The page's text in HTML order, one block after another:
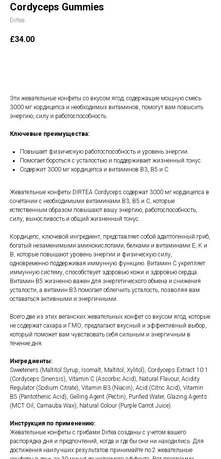
Cordyceps Gummies
Dirtea
£34.00
Эти жевательные конфеты со вкусом ягод, содержащие мощную смесь
3000 мг кордицепса и необходимых витаминов, помогут вам повысить
энергию, силу и работоспособность.
Ключевые преимущества:
Повышает физическую работоспособность и уровень энергии.
Помогает бороться с усталостью и поддерживает жизненный тонус.
Содержит 3000 мг кордицепса и витаминов B3, B5 и C.
Жевательные конфеты DIRTEA Cordyceps содержат 3000 мг кордицепса в
сочетании с необходимыми витаминами B3, B5 и C, которые
естественным образом повышают вашу энергию, работоспособность,
силу, выносливость и общий жизненный тонус.
Кордицепс, ключевой ингредиент, представляет собой адаптогенный гриб,
богатый незаменимыми аминокислотами, белками и витаминами Е, К и
В, которые повышают уровень энергии и физическую силу,
одновременно поддерживая иммунную функцию. Витамин С укрепляет
иммунную систему, способствует здоровью кожи и здоровью сердца.
Витамин B5 жизненно важен для энергетического обмена и снижения
усталости, а витамин B3 помогает облегчить усталость, позволяя вам
оставаться активными и энергичными.
Всего две из этих веганских жевательных конфет со вкусом ягод, которые
не содержат сахара и ГМО, предлагают вкусный и эффективный выбор,
который поможет вам чувствовать себя сильным и энергичным в
течение дня.
Ингредиенты:
Sweeteners (Maltitol Syrup, Isomalt, Maltitol, Xylitol), Cordyceps Extract 10:1
(Cordyceps Sinensis), Vitamin C (Ascorbic Acid), Natural Flavour, Acidity
Regulator (Sodium Citrate), Vitamin B3 (Niacin), Acid (Citric Acid), Vitamin
B5 (Pantothenic Acid), Gelling Agent (Pectin), Purified Water, Glazing Agents
(MCT Oil, Carnauba Wax), Natural Colour (Purple Carrot Juice).
Инструкция по применению:
Жевательные конфеты с грибами Dirtea созданы с учетом вашего
распорядка дня и предпочтений, когда и где бы они ни находились. Для
достижения наилучших результатов принимайте по 2 жевательные